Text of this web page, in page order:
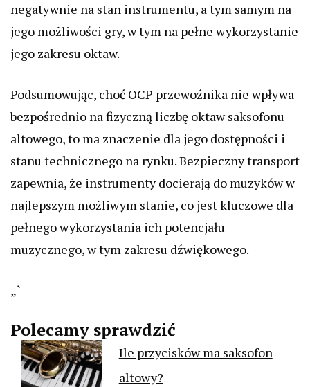
negatywnie na stan instrumentu, a tym samym na
jego możliwości gry, w tym na pełne wykorzystanie
jego zakresu oktaw.
Podsumowując, choć OCP przewoźnika nie wpływa
bezpośrednio na fizyczną liczbę oktaw saksofonu
altowego, to ma znaczenie dla jego dostępności i
stanu technicznego na rynku. Bezpieczny transport
zapewnia, że instrumenty docierają do muzyków w
najlepszym możliwym stanie, co jest kluczowe dla
pełnego wykorzystania ich potencjału
muzycznego, w tym zakresu dźwiękowego.
„`
Polecamy sprawdzić
Ile przycisków ma saksofon
altowy?